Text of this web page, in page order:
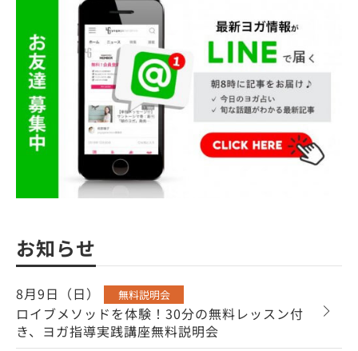
お知らせ
8月9日（日） 無料説明会
ロイブメソッドを体験！30分の無料レッスン付
き、ヨガ指導実践講座無料説明会